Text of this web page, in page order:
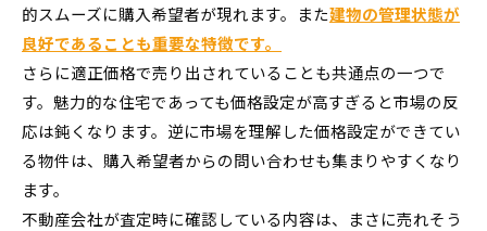
的スムーズに購入希望者が現れます。また建物の管理状態が
良好であることも重要な特徴です。
さらに適正価格で売り出されていることも共通点の一つで
す。魅力的な住宅であっても価格設定が高すぎると市場の反
応は鈍くなります。逆に市場を理解した価格設定ができてい
る物件は、購入希望者からの問い合わせも集まりやすくなり
ます。
不動産会社が査定時に確認している内容は、まさに売れそう